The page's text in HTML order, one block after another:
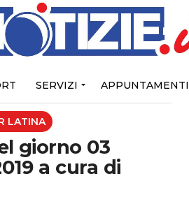
SERVIZI APPUNTAMENTI
LATINA
fa
giorno 03
a cura di